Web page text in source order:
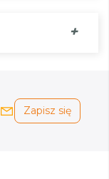
+
Zapisz się